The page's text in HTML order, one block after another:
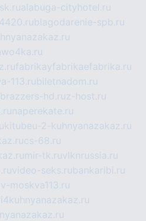
alabuga-cityhotel.ru
blagodarenie-spb.ru
fabrikayfabrikaefabrika.ru
113.rubiletnadom.ru
brazzers-hd.ruz-host.ru
naperekate.ru
kitubeu-2-kuhnyanazakaz.ru
cs-68.ru
mir-tk.ruvlknrussia.ru
video-seks.rubankaribi.ru
moskva113.ru